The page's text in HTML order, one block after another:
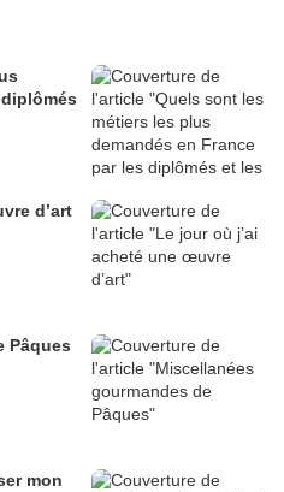
d’art
Pâques
mon